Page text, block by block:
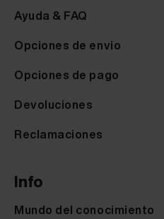
Ayuda & FAQ
Opciones de envio
Opciones de pago
Devoluciones
Reclamaciones
Info
Mundo del conocimiento